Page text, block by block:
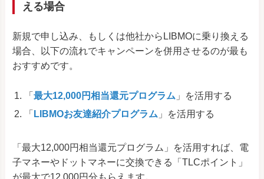
える場合
新規で申し込み、もしくは他社からLIBMOに乗り換える
場合、以下の流れでキャンペーンを併用させるのが最も
おすすめです。
「 最大12,000円相当還元プログラム 」を活用する
「 LIBMOお友達紹介プログラム 」を活用する
「最大12,000円相当還元プログラム」を活用すれば、電
子マネーやドットマネーに交換できる「TLCポイント」
が最大で12,000円分もらえます。